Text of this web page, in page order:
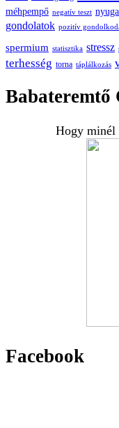
méhpempő negatív teszt
gondolatok pozitív
spermium statisztika stressz
terhesség torna táplálkozás
Babateremtő
Hogy minél
Facebook